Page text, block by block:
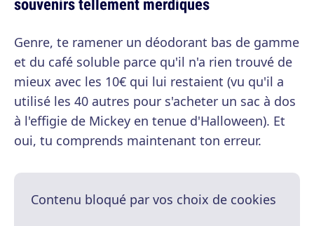
Genre, te ramener un déodorant bas de gamme
et du café soluble parce qu'il n'a rien trouvé de
mieux avec les 10€ qui lui restaient (vu qu'il a
utilisé les 40 autres pour s'acheter un sac à dos
à l'effigie de Mickey en tenue d'Halloween). Et
oui, tu comprends maintenant ton erreur.
Contenu bloqué par vos choix de cookies